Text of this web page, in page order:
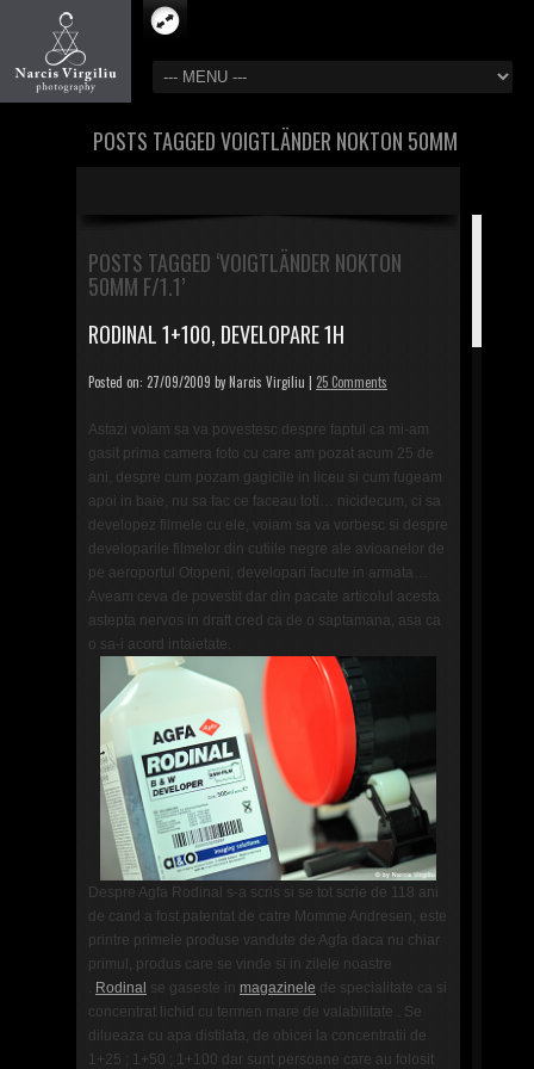
POSTS TAGGED VOIGTLÄNDER NOKTON 50MM
POSTS TAGGED ‘VOIGTLÄNDER NOKTON
50MM F/1.1’
RODINAL 1+100, DEVELOPARE 1H
Posted on: 27/09/2009 by Narcis Virgiliu | 25 Comments
Astazi voiam sa va povestesc despre faptul ca mi-am
gasit prima camera foto cu care am pozat acum 25 de
ani, despre cum pozam gagicile in liceu si cum fugeam
apoi in baie, nu sa fac ce faceau toti… nicidecum, ci sa
developez filmele cu ele, voiam sa va vorbesc si despre
developarile filmelor din cutiile negre ale avioanelor de
pe aeroportul Otopeni, developari facute in armata…
Aveam ceva de povestit dar din pacate articolul acesta
astepta nervos in draft cred ca de o saptamana, asa ca
o sa-i acord intaietate.
Despre Agfa Rodinal s-a scris si se tot scrie de 118 ani
de cand a fost patentat de catre Momme Andresen, este
printre primele produse vandute de Agfa daca nu chiar
primul, produs care se vinde si in zilele noastre
Rodinal se gaseste in magazinele de specialitate ca si
concentrat lichid cu termen mare de valabilitate . Se
dilueaza cu apa distilata, de obicei la concentratii de
1+25 ; 1+50 ; 1+100 dar sunt persoane care au folosit